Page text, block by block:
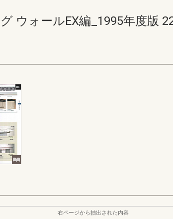
ウォールEX編_1995年度版
右ページから抽出された内容